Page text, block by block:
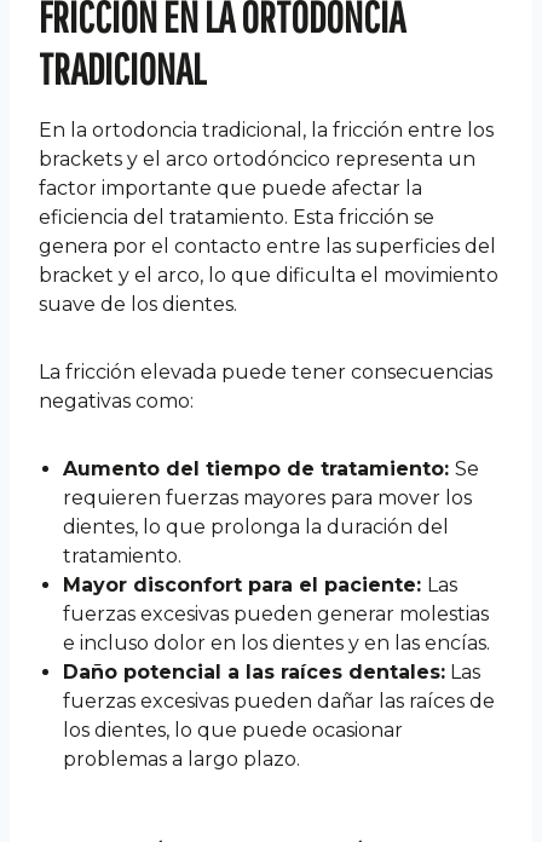
FRICCIÓN EN LA ORTODONCIA
TRADICIONAL
En la ortodoncia tradicional, la fricción entre los
brackets y el arco ortodóncico representa un
factor importante que puede afectar la
eficiencia del tratamiento. Esta fricción se
genera por el contacto entre las superficies del
bracket y el arco, lo que dificulta el movimiento
suave de los dientes.
La fricción elevada puede tener consecuencias
negativas como:
Aumento del tiempo de tratamiento: Se
requieren fuerzas mayores para mover los
dientes, lo que prolonga la duración del
tratamiento.
Mayor disconfort para el paciente: Las
fuerzas excesivas pueden generar molestias
e incluso dolor en los dientes y en las encías.
Daño potencial a las raíces dentales: Las
fuerzas excesivas pueden dañar las raíces de
los dientes, lo que puede ocasionar
problemas a largo plazo.